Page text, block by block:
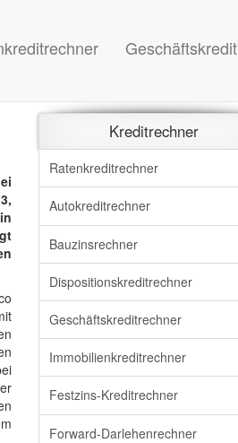
Geschäftskredit
Kreditrechner
Ratenkreditrechner
Autokreditrechner
Bauzinsrechner
Dispositionskreditrechner
Geschäftskreditrechner
Immobilienkreditrechner
Festzins-Kreditrechner
Forward-Darlehenrechner